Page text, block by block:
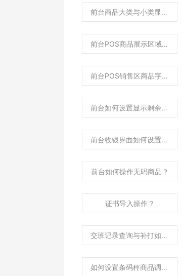
前台商品大类与小类显示位置布局如何调整？
前台POS商品展示区域字体大小如何调整？
前台POS销售区商品字体大小如何调整？
前台如何设置显示剩余库存？
前台收银界面如何设置显示商品图片？
前台如何操作无码商品？
证书导入操作？
交班记录查询与补打如何操作？
如何设置条码秤商品调价后自动传秤？